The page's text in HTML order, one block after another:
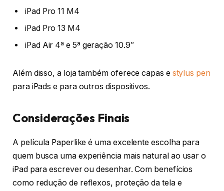
iPad Pro 11 M4
iPad Pro 13 M4
iPad Air 4ª e 5ª geração 10.9″
Além disso, a loja também oferece capas e stylus pen
para iPads e para outros dispositivos.
Considerações Finais
A película Paperlike é uma excelente escolha para
quem busca uma experiência mais natural ao usar o
iPad para escrever ou desenhar. Com benefícios
como redução de reflexos, proteção da tela e